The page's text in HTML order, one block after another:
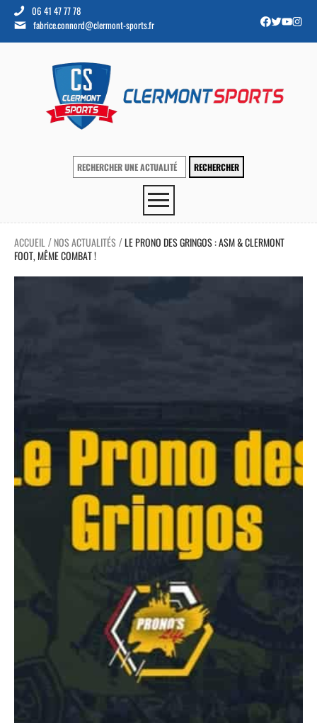
06 41 47 77 78
fabrice.connord@clermont-sports.fr
ACCUEIL / NOS ACTUALITÉS /LE PRONO DES GRINGOS : ASM & CLERMONT
FOOT, MÊME COMBAT !